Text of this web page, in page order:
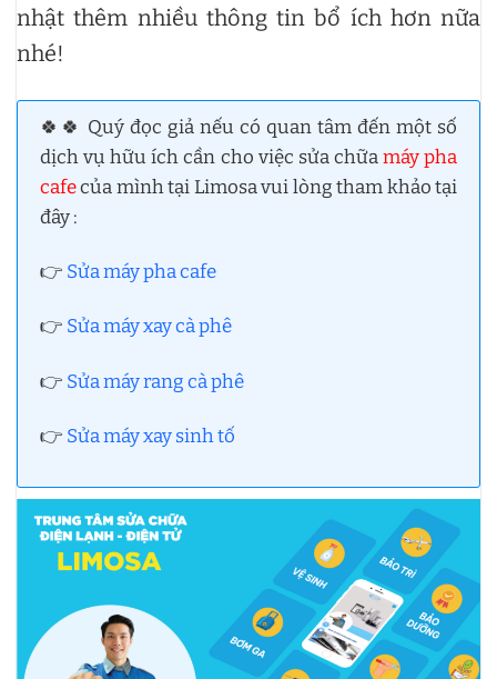
nhật thêm nhiều thông tin bổ ích hơn nữa
nhé!
🍀🍀 Quý đọc giả nếu có quan tâm đến một số
dịch vụ hữu ích cần cho việc sửa chữamáy pha
cafecủa mình tại Limosa vui lòng tham khảo tại
đây :
👉 Sửa máy pha cafe
👉 Sửa máy xay cà phê
👉 Sửa máy rang cà phê
👉 Sửa máy xay sinh tố